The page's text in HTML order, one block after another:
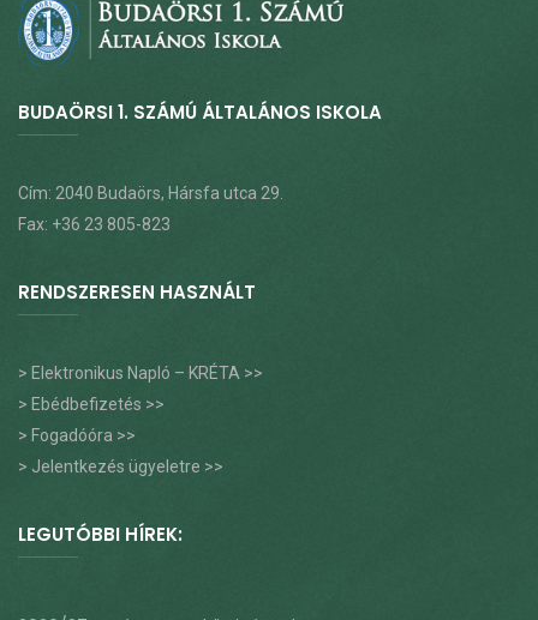
BUDAÖRSI 1. SZÁMÚ ÁLTALÁNOS ISKOLA
Cím: 2040 Budaörs, Hársfa utca 29.
Fax: +36 23 805-823
RENDSZERESEN HASZNÁLT
> Elektronikus Napló – KRÉTA >>
> Ebédbefizetés >>
> Fogadóóra >>
> Jelentkezés ügyeletre >>
LEGUTÓBBI HÍREK: